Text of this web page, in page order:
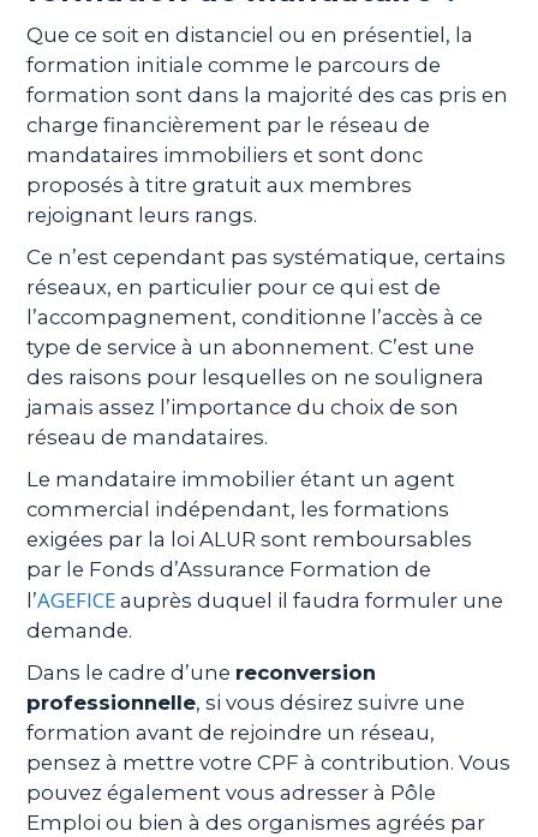
Que ce soit en distanciel ou en présentiel, la
formation initiale comme le parcours de
formation sont dans la majorité des cas pris en
charge financièrement par le réseau de
mandataires immobiliers et sont donc
proposés à titre gratuit aux membres
rejoignant leurs rangs.
Ce n’est cependant pas systématique, certains
réseaux, en particulier pour ce qui est de
l’accompagnement, conditionne l’accès à ce
type de service à un abonnement. C’est une
des raisons pour lesquelles on ne soulignera
jamais assez l’importance du choix de son
réseau de mandataires.
Le mandataire immobilier étant un agent
commercial indépendant, les formations
exigées par la loi ALUR sont remboursables
par le Fonds d’Assurance Formation de
l’AGEFICE auprès duquel il faudra formuler une
demande.
Dans le cadre d’une reconversion
professionnelle, si vous désirez suivre une
formation avant de rejoindre un réseau,
pensez à mettre votre CPF à contribution. Vous
pouvez également vous adresser à Pôle
Emploi ou bien à des organismes agréés par